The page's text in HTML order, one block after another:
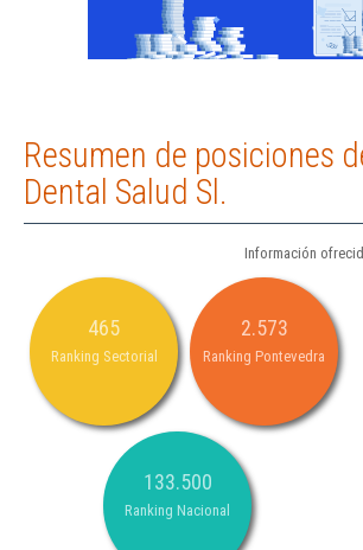
Resumen de posiciones
Dental Salud Sl.
Información
465
Ranking Sectorial
2.573
Ranking Pontevedra
133.500
Ranking Nacional